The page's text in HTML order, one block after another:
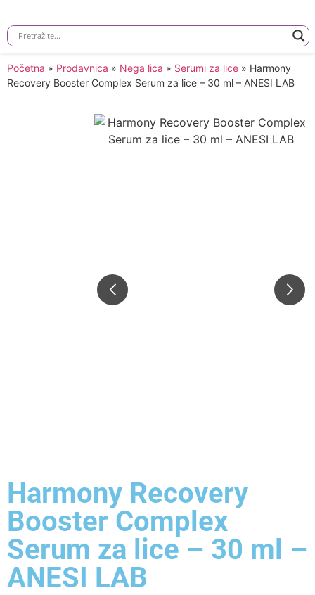
Početna » Prodavnica » Nega lica » Serumi za lice » Harmony
Recovery Booster Complex Serum za lice – 30 ml – ANESI LAB
Harmony Recovery
Booster Complex
Serum za lice – 30 ml –
ANESI LAB